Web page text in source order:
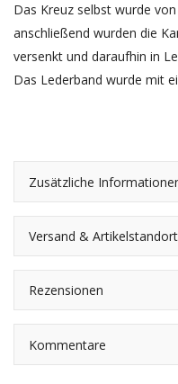
Das Kreuz selbst wurde
anschließend wurden die
versenkt und daraufhin in
Das Lederband wurde mit
Zusätzliche
Versand & Artikelstandort
Rezensionen
Kommentare